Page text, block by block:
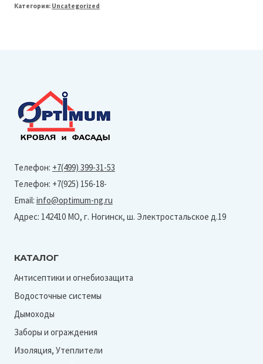
Line
135°
(Granite-
Ral
Категория: Uncategorized
Телефон: +7(499) 399-31-53
Телефон: +7(925) 156-18-
Email: info@optimum-ng.ru
Адрес: 142410 МО, г. Ногинск, ш. Электростальское д.19
КАТАЛОГ
Антисептики и огнебиозащита
Водосточные системы
Дымоходы
Заборы и ограждения
Изоляция, Утеплители